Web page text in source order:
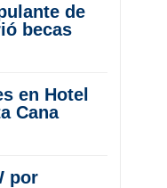
de
becas
en Hotel
Cana
por